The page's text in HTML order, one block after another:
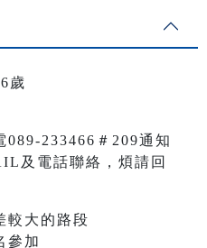
歲
089-233466＃209通知
及電話聯絡，煩請回
較大的路段
參加